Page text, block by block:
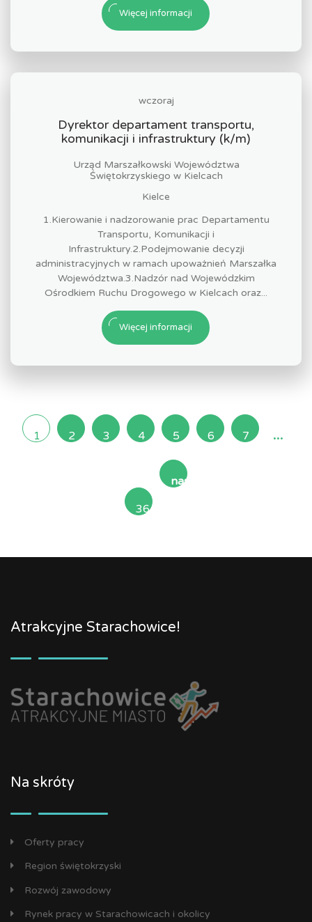
Więcej informacji
wczoraj
Dyrektor departament transportu,
komunikacji i infrastruktury (k/m)
Urząd Marszałkowski Województwa
Świętokrzyskiego w Kielcach
Kielce
1.Kierowanie i nadzorowanie prac Departamentu
Transportu, Komunikacji i
Infrastruktury.2.Podejmowanie decyzji
administracyjnych w ramach upoważnień Marszałka
Województwa.3.Nadzór nad Wojewódzkim
Ośrodkiem Ruchu Drogowego w Kielcach oraz...
Więcej informacji
1 2 3 4 5 6 7 ...
36
następna
Atrakcyjne Starachowice!
Na skróty
Oferty pracy
Region świętokrzyski
Rozwój zawodowy
Rynek pracy w Starachowicach i okolicy